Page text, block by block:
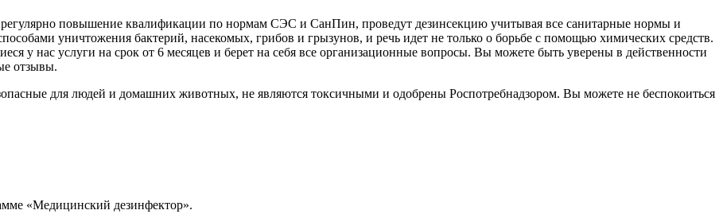
повышение квалификации по нормам СЭС и СанПин, проведут дезинсекцию учитывая все санитарные нормы и
уничтожения бактерий, насекомых, грибов и грызунов, и речь идет не только о борьбе с помощью химических средств.
у нас услуги на срок от 6 месяцев и берет на себя все организационные вопросы. Вы можете быть уверены в действенности
отзывы.
для людей и домашних животных, не являются токсичными и одобрены Роспотребнадзором. Вы можете не беспокоиться
«Медицинский дезинфектор».